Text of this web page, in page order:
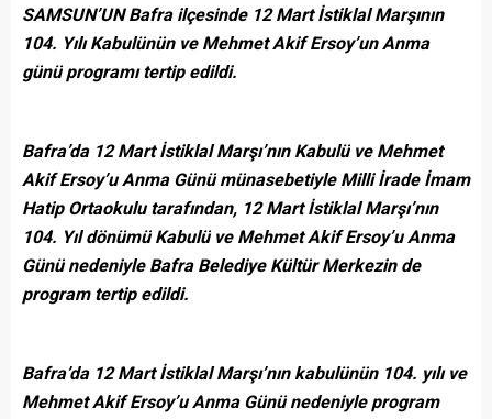
SAMSUN’UN Bafra ilçesinde 12 Mart İstiklal Marşının
104. Yılı Kabulünün ve Mehmet Akif Ersoy’un Anma
günü programı tertip edildi.
Bafra’da 12 Mart İstiklal Marşı’nın Kabulü ve Mehmet
Akif Ersoy’u Anma Günü münasebetiyle Milli İrade İmam
Hatip Ortaokulu tarafından, 12 Mart İstiklal Marşı’nın
104. Yıl dönümü Kabulü ve Mehmet Akif Ersoy’u Anma
Günü nedeniyle Bafra Belediye Kültür Merkezin de
program tertip edildi.
Bafra’da 12 Mart İstiklal Marşı’nın kabulünün 104. yılı ve
Mehmet Akif Ersoy’u Anma Günü nedeniyle program